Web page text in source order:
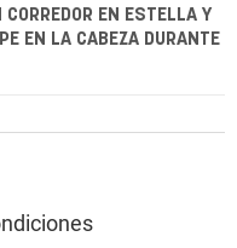
EN ESTELLA Y
EN LA CABEZA DURANTE